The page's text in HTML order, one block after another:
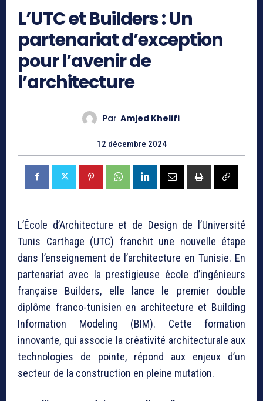
L’UTC et Builders : Un
partenariat d’exception
pour l’avenir de
l’architecture
Par Amjed Khelifi
12 décembre 2024
L’École d’Architecture et de Design de l’Université
Tunis Carthage (UTC) franchit une nouvelle étape
dans l’enseignement de l’architecture en Tunisie. En
partenariat avec la prestigieuse école d’ingénieurs
française Builders, elle lance le premier double
diplôme franco-tunisien en architecture et Building
Information Modeling (BIM). Cette formation
innovante, qui associe la créativité architecturale aux
technologies de pointe, répond aux enjeux d’un
secteur de la construction en pleine mutation.